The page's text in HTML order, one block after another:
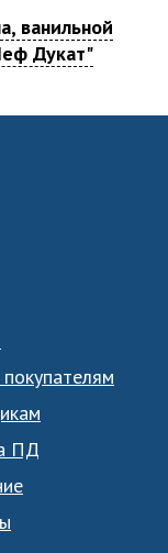
ванильной
Дукат"
ПД